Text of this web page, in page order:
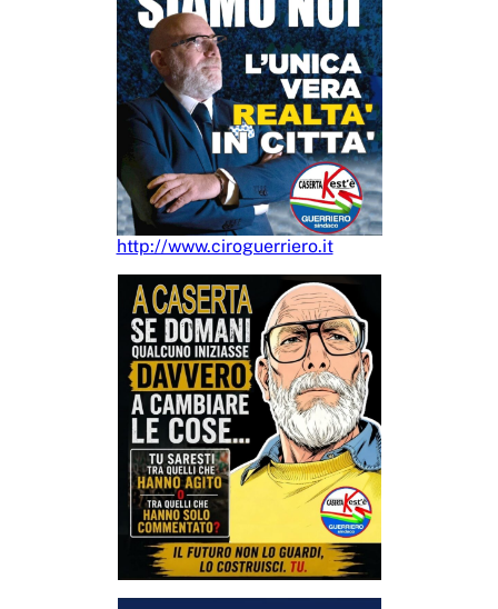
http://www.ciroguerriero.it